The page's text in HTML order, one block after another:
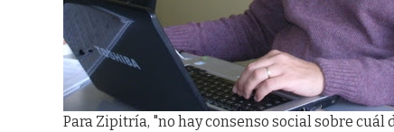
Para Zipitría, "no hay consenso social sobre cuál